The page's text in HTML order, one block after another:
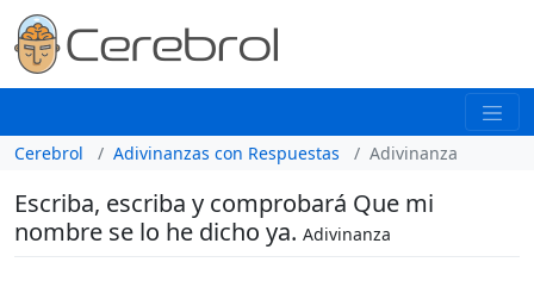
Cerebrol Adivinanzas con Respuestas Adivinanza
Escriba, escriba y comprobará Que mi
nombre se lo he dicho ya. Adivinanza